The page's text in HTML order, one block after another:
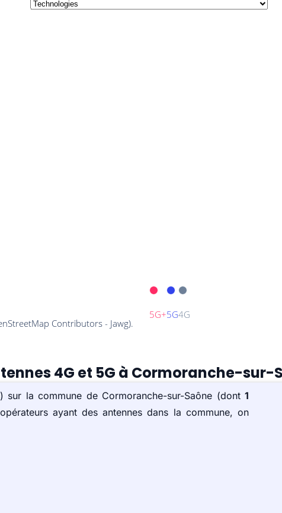
4G et 5G à Cormoranche-sur-
sur la commune de Cormoranche-sur-Saône (dont 1
ayant des antennes dans la commune, on